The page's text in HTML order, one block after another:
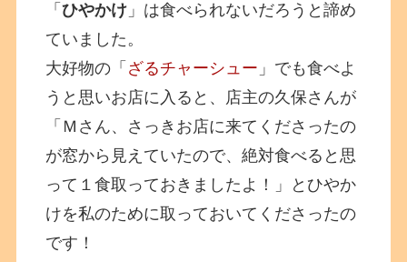
「ひやかけ 」は食べられないだろうと諦め
ていました。
大好物の「 ざるチャーシュー 」でも食べよ
うと思いお店に入ると、店主の久保さんが
「Ｍさん、さっきお店に来てくださったの
が窓から見えていたので、絶対食べると思
って１食取っておきましたよ！」とひやか
けを私のために取っておいてくださったの
です！